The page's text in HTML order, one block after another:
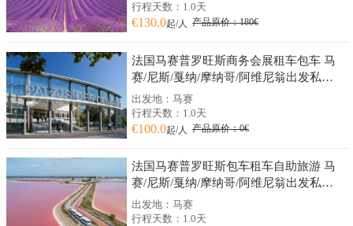
行程天数：1.0天
€130.0起/人 产品原价：180€
法国马赛普罗旺斯商务会展租车包车 马
赛/尼斯/戛纳/摩纳哥/阿维尼翁出发私人
订制
出发地：马赛
行程天数：1.0天
€100.0起/人 产品原价：0€
法国马赛普罗旺斯包车租车自助旅游 马
赛/尼斯/戛纳/摩纳哥/阿维尼翁出发私人
订制
出发地：马赛
行程天数：1.0天